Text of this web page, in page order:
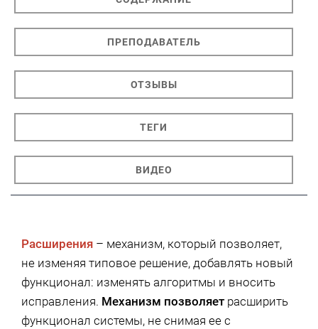
ПРЕПОДАВАТЕЛЬ
ОТЗЫВЫ
ТЕГИ
ВИДЕО
Расширения – механизм, который позволяет,
не изменяя типовое решение, добавлять новый
функционал: изменять алгоритмы и вносить
исправления. Механизм позволяетрасширить
функционал системы, не снимая ее с